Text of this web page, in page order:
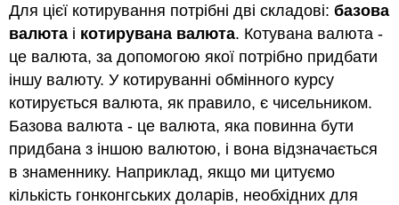
Для цієї котирування потрібні дві складові:базова
валюта і котирувана валюта. Котувана валюта -
це валюта, за допомогою якої потрібно придбати
іншу валюту. У котируванні обмінного курсу
котирується валюта, як правило, є чисельником.
Базова валюта - це валюта, яка повинна бути
придбана з іншою валютою, і вона відзначається
в знаменнику. Наприклад, якщо ми цитуємо
кількість гонконгських доларів, необхідних для